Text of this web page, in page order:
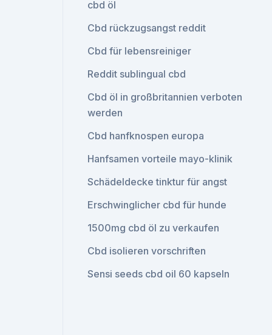
cbd öl
Cbd rückzugsangst reddit
Cbd für lebensreiniger
Reddit sublingual cbd
Cbd öl in großbritannien verboten
werden
Cbd hanfknospen europa
Hanfsamen vorteile mayo-klinik
Schädeldecke tinktur für angst
Erschwinglicher cbd für hunde
1500mg cbd öl zu verkaufen
Cbd isolieren vorschriften
Sensi seeds cbd oil 60 kapseln